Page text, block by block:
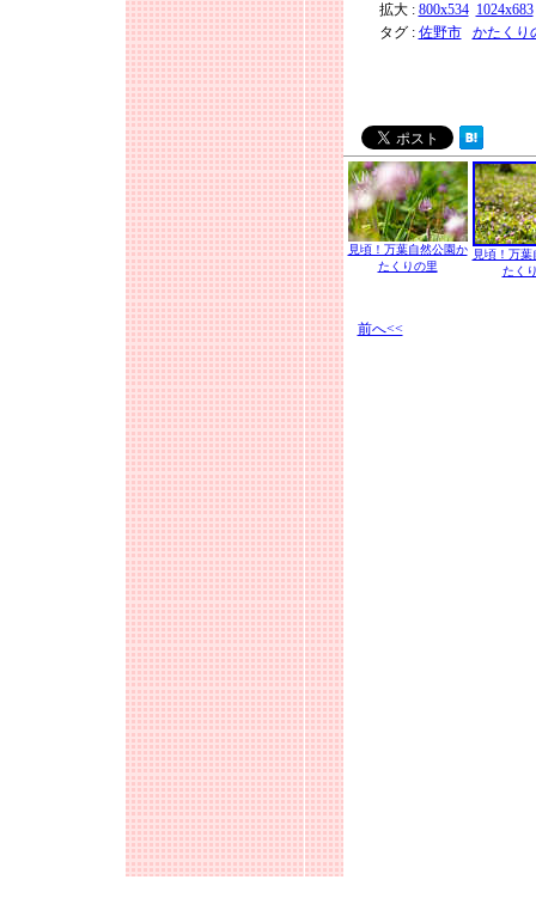
拡大 : 800x534 1024x683
タグ : 佐野市 かたくり
見頃！万葉自然公園か
たくりの里
見頃！万
たく
前へ<<